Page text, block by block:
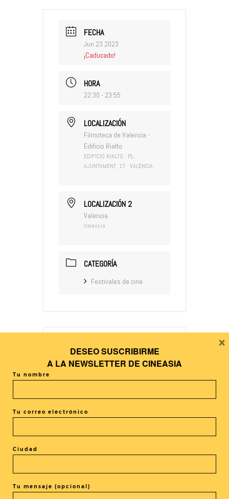
FECHA
Jun 23 2023
¡Caducado!
HORA
22:30 - 23:55
LOCALIZACIÓN
Filmoteca de Valencia -
Edificio Rialto
EDIFICIO RIALTO · PL.
AJUNTAMENT, 17 · VALÈNCIA
LOCALIZACIÓN 2
Valencia
Valencia
CATEGORÍA
Festivales de cine
+ Añadir Google Calendar
El evento está terminado.
DESEO SUSCRIBIRME
A LA NEWSLETTER DE CINEASIA
Tu nombre
Tu correo electrónico
Ciudad
Tu mensaje (opcional)
×